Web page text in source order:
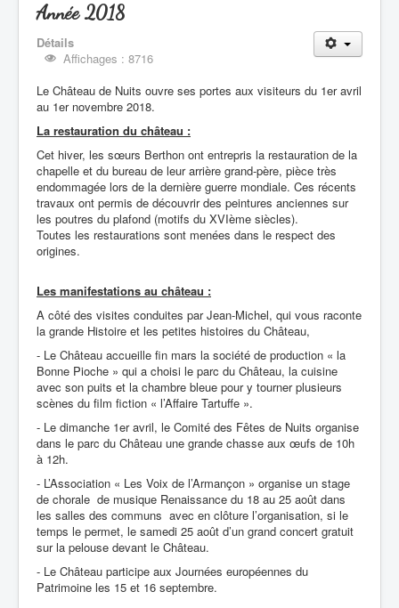
Année 2018
Détails
Affichages : 8716
Le Château de Nuits ouvre ses portes aux visiteurs du 1er avril
au 1er novembre 2018.
La restauration du château :
Cet hiver, les sœurs Berthon ont entrepris la restauration de la
chapelle et du bureau de leur arrière grand-père, pièce très
endommagée lors de la dernière guerre mondiale. Ces récents
travaux ont permis de découvrir des peintures anciennes sur
les poutres du plafond (motifs du XVIème siècles).
Toutes les restaurations sont menées dans le respect des
origines.
Les manifestations au château :
A côté des visites conduites par Jean-Michel, qui vous raconte
la grande Histoire et les petites histoires du Château,
- Le Château accueille fin mars la société de production « la
Bonne Pioche » qui a choisi le parc du Château, la cuisine
avec son puits et la chambre bleue pour y tourner plusieurs
scènes du film fiction « l’Affaire Tartuffe ».
- Le dimanche 1er avril, le Comité des Fêtes de Nuits organise
dans le parc du Château une grande chasse aux œufs de 10h
à 12h.
- L’Association « Les Voix de l’Armançon » organise un stage
de chorale de musique Renaissance du 18 au 25 août dans
les salles des communs avec en clôture l’organisation, si le
temps le permet, le samedi 25 août d’un grand concert gratuit
sur la pelouse devant le Château.
- Le Château participe aux Journées européennes du
Patrimoine les 15 et 16 septembre.